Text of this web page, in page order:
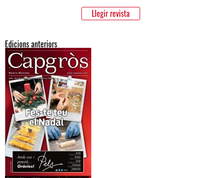
Llegir revista
Edicions anteriors